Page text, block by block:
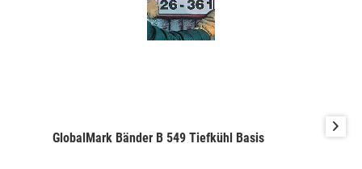
GlobalMark Bänder B 549 Tiefkühl Basis